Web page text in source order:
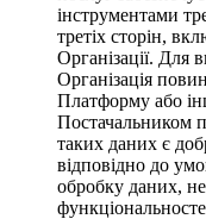
інструментами
третіх сторін,
Організації. Для
Організація
Платформу або
Постачальником
таких даних є
відповідно до
обробку даних,